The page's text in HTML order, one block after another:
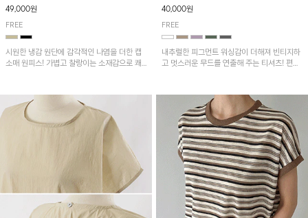
49,000원
FREE
시원한 냉감 원단에 감각적인 나염을 더한 캡
소매 원피스! 가볍고 찰랑이는 소재감으로 쾌
40,000원
FREE
내추럴한 피그먼트 워싱감이 더해져 빈티지하
고 멋스러운 무드를 연출해 주는 티셔츠! 편안